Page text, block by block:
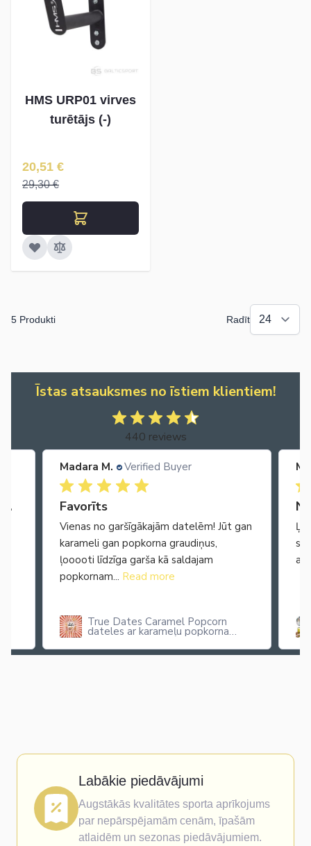
HMS URP01 virves
turētājs (-)
Īpaša Cena
20,51 €
29,30 €
5 Produkti Radīt
Īstas atsauksmes no īstiem klientiem!
440 reviews
Madara M. Verified Buyer
Favorīts
Vienas no garšīgākajām datelēm! Jūt gan
karameli gan popkorna graudiņus,
ļooooti līdzīga garša kā saldajam
popkornam... Read more
True Dates Caramel Popcorn
dateles ar karameļu popkorna
arī
Labākie piedāvājumi
Augstākās kvalitātes sporta aprīkojums
par nepārspējamām cenām, īpašām
atlaidēm un sezonas piedāvājumiem.